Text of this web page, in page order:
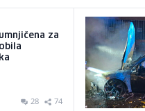
za
28 74